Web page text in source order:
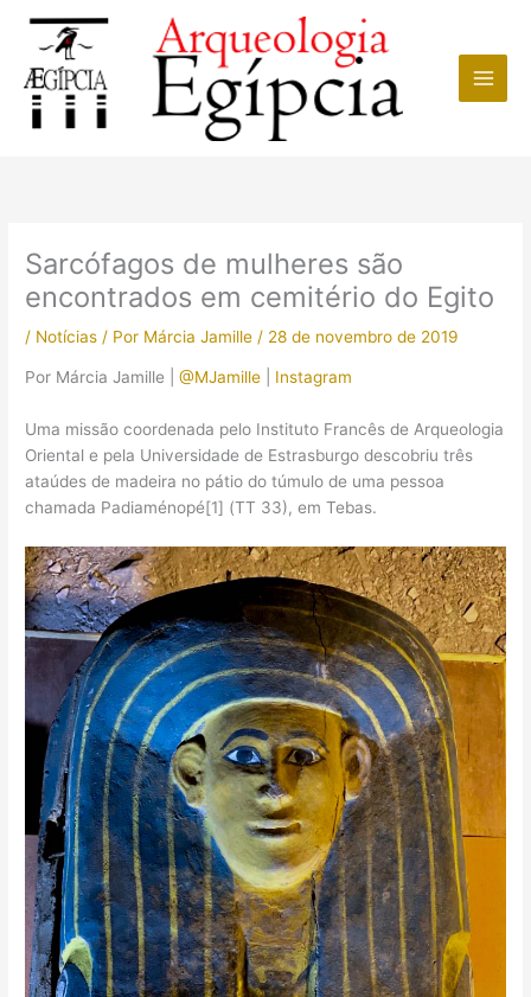
conteúdo
Sarcófagos de mulheres são
encontrados em cemitério do Egito
/ Notícias / Por Márcia Jamille / 28 de novembro de 2019
Por Márcia Jamille |@MJamille Instagram
Uma missão coordenada pelo Instituto Francês de Arqueologia
Oriental e pela Universidade de Estrasburgo descobriu três
ataúdes de madeira no pátio do túmulo de uma pessoa
chamada Padiaménopé[1] (TT 33), em Tebas.